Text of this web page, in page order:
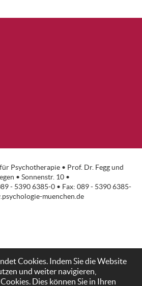
Psychotherapie • Prof. Dr. Fegg und
• Sonnenstr. 10 •
- 5390 6385-0 • Fax: 089 - 5390 6385-
muenchen.de
Cookies. Indem Sie die Website
und weiter navigieren,
Dies können Sie in Ihren